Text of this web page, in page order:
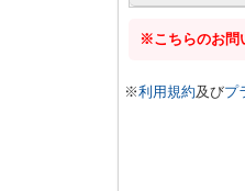
※こちらのお問
※利用規約及びプ